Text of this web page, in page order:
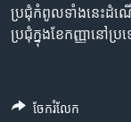
ប្រជុំ​កំពូល​ទាំង​នេះ​ដំណ
ប្រជុំ​ក្នុង​ខែ​កញ្ញា​នៅប្រ
ចែករំលែក